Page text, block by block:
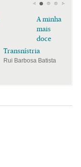
A minha
mais
doce
Transnístria
Rui Barbosa Batista